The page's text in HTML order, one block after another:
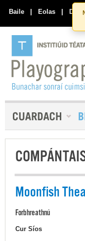
Baile | Eolas |
Moonfish
Forbhreathnú
Cur Síos